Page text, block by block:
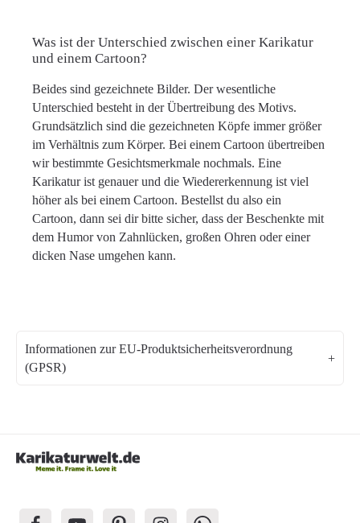
Was ist der Unterschied zwischen einer Karikatur
und einem Cartoon?
Beides sind gezeichnete Bilder. Der wesentliche
Unterschied besteht in der Übertreibung des Motivs.
Grundsätzlich sind die gezeichneten Köpfe immer größer
im Verhältnis zum Körper. Bei einem Cartoon übertreiben
wir bestimmte Gesichtsmerkmale nochmals. Eine
Karikatur ist genauer und die Wiedererkennung ist viel
höher als bei einem Cartoon. Bestellst du also ein
Cartoon, dann sei dir bitte sicher, dass der Beschenkte mit
dem Humor von Zahnlücken, großen Ohren oder einer
dicken Nase umgehen kann.
Informationen zur EU-Produktsicherheitsverordnung
(GPSR)